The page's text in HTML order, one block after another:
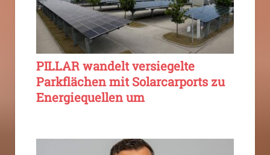
PILLAR wandelt versiegelte
Parkflächen mit Solarcarports zu
Energiequellen um